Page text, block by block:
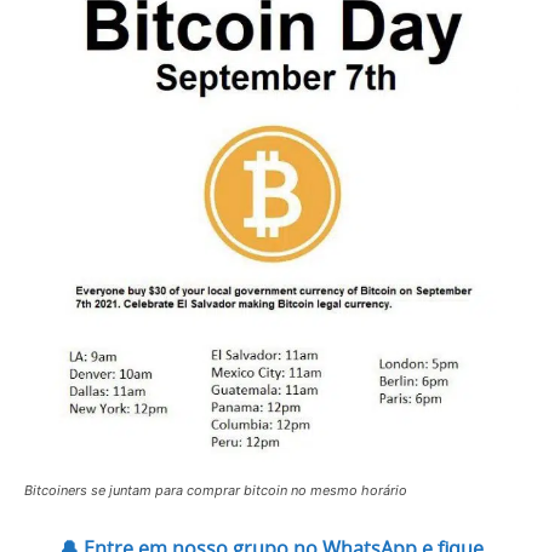
Bitcoiners se juntam para comprar bitcoin no mesmo horário